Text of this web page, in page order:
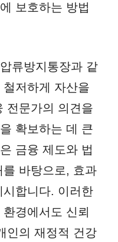
보호하는 방법
류방지통장과 같
저하게 자산을
전문가의 의견을
확보하는 데 큰
금융 제도와 법
바탕으로, 효과
합니다. 이러한
경에서도 신뢰
인의 재정적 건강